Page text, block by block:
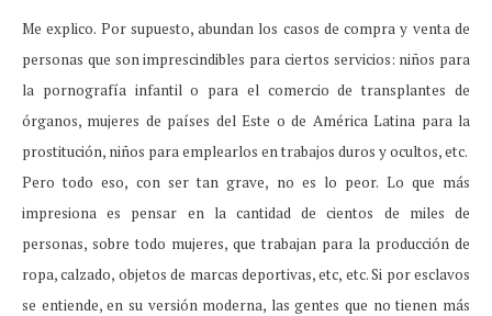
Me explico. Por supuesto, abundan los casos de compra y venta de
personas que son imprescindibles para ciertos servicios: niños para
la pornografía infantil o para el comercio de transplantes de
órganos, mujeres de países del Este o de América Latina para la
prostitución, niños para emplearlos en trabajos duros y ocultos, etc.
Pero todo eso, con ser tan grave, no es lo peor. Lo que más
impresiona es pensar en la cantidad de cientos de miles de
personas, sobre todo mujeres, que trabajan para la producción de
ropa, calzado, objetos de marcas deportivas, etc, etc. Si por esclavos
se entiende, en su versión moderna, las gentes que no tienen más